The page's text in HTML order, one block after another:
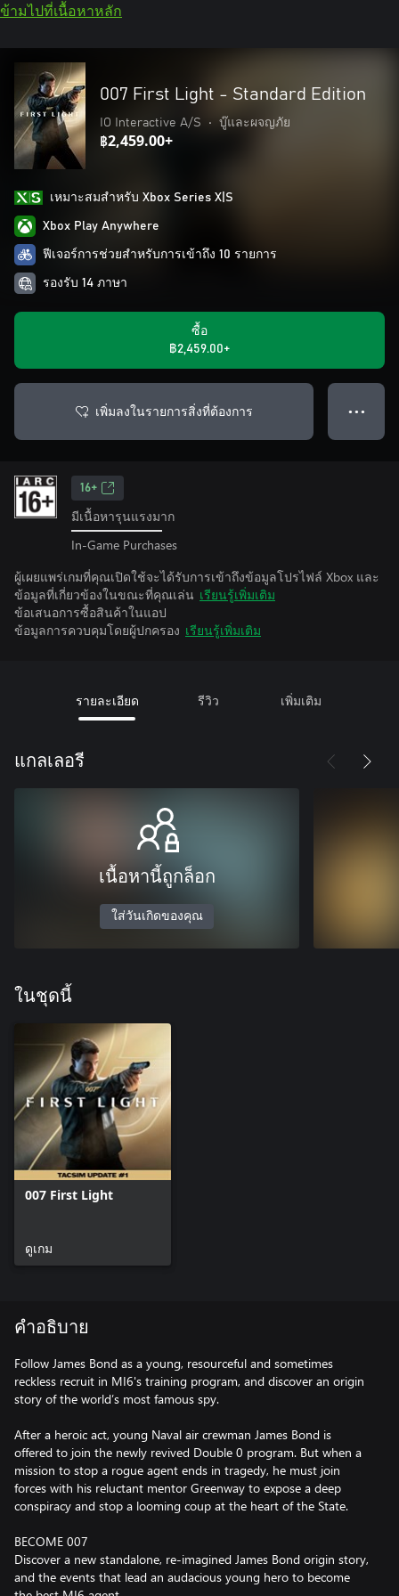
ข้ามไปที่เนื้อหาหลัก
007 First Light - Standard Edition
IO Interactive A/S • บู๊และผจญภัย
฿2,459.00+
เหมาะสมสําหรับ Xbox Series X|S
Xbox Play Anywhere
ฟีเจอร์การช่วยสำหรับการเข้าถึง 10 รายการ
รองรับ 14 ภาษา
ซื้อ
฿2,459.00+
เพิ่มลงในรายการสิ่งที่ต้องการ ● ● ●
16+
มีเนื้อหารุนแรงมาก
In-Game Purchases
ผู้เผยแพร่เกมที่คุณเปิดใช้จะได้รับการเข้าถึงข้อมูลโปรไฟล์ Xbox และ
ข้อมูลที่เกี่ยวข้องในขณะที่คุณเล่น เรียนรู้เพิ่มเติม
ข้อเสนอการซื้อสินค้าในแอป
ข้อมูลการควบคุมโดยผู้ปกครอง เรียนรู้เพิ่มเติม
รายละเอียด รีวิว เพิ่มเติม
แกลเลอรี
เนื้อหานี้ถูกล็อก
ใส่วันเกิดของคุณ
ในชุดนี้
007 First Light
ดูเกม
คำอธิบาย
Follow James Bond as a young, resourceful and sometimes
reckless recruit in MI6's training program, and discover an origin
story of the world’s most famous spy.
After a heroic act, young Naval air crewman James Bond is
offered to join the newly revived Double 0 program. But when a
mission to stop a rogue agent ends in tragedy, he must join
forces with his reluctant mentor Greenway to expose a deep
conspiracy and stop a looming coup at the heart of the State.
BECOME 007
Discover a new standalone, re-imagined James Bond origin story,
and the events that lead an audacious young hero to become